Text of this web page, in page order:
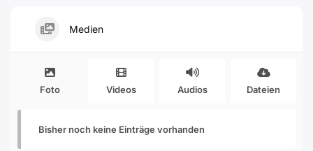
Medien
Foto Videos Audios Dateien
Bisher noch keine Einträge vorhanden